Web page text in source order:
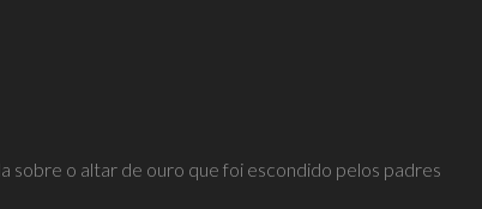
sobre o altar de ouro que foi escondido pelos padres